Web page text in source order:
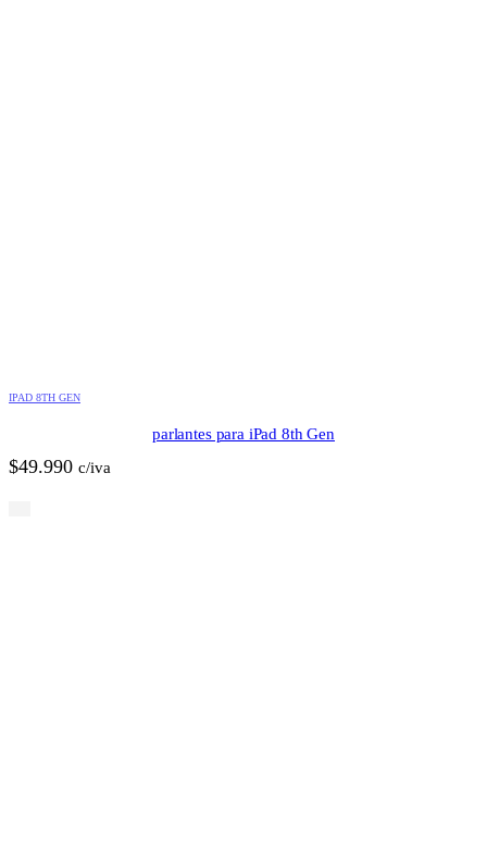
IPAD 8TH GEN
parlantes para iPad 8th Gen
$49.990 c/iva